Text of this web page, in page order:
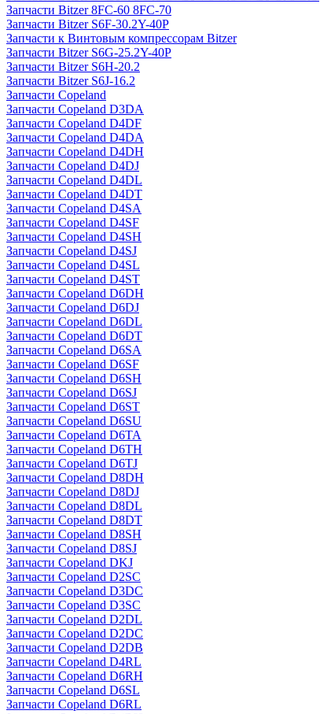
Запчасти Bitzer 8FC-60 8FC-70
Запчасти Bitzer S6F-30.2Y-40P
Запчасти к Винтовым компрессорам Bitzer
Запчасти Bitzer S6G-25.2Y-40P
Запчасти Bitzer S6H-20.2
Запчасти Bitzer S6J-16.2
Запчасти Copeland
Запчасти Copeland D3DA
Запчасти Copeland D4DF
Запчасти Copeland D4DA
Запчасти Copeland D4DH
Запчасти Copeland D4DJ
Запчасти Copeland D4DL
Запчасти Copeland D4DT
Запчасти Copeland D4SA
Запчасти Copeland D4SF
Запчасти Copeland D4SH
Запчасти Copeland D4SJ
Запчасти Copeland D4SL
Запчасти Copeland D4ST
Запчасти Copeland D6DH
Запчасти Copeland D6DJ
Запчасти Copeland D6DL
Запчасти Copeland D6DT
Запчасти Copeland D6SA
Запчасти Copeland D6SF
Запчасти Copeland D6SH
Запчасти Copeland D6SJ
Запчасти Copeland D6ST
Запчасти Copeland D6SU
Запчасти Copeland D6TA
Запчасти Copeland D6TH
Запчасти Copeland D6TJ
Запчасти Copeland D8DH
Запчасти Copeland D8DJ
Запчасти Copeland D8DL
Запчасти Copeland D8DT
Запчасти Copeland D8SH
Запчасти Copeland D8SJ
Запчасти Copeland DKJ
Запчасти Copeland D2SC
Запчасти Copeland D3DC
Запчасти Copeland D3SC
Запчасти Copeland D2DL
Запчасти Copeland D2DC
Запчасти Copeland D2DB
Запчасти Copeland D4RL
Запчасти Copeland D6RH
Запчасти Copeland D6SL
Запчасти Copeland D6RL